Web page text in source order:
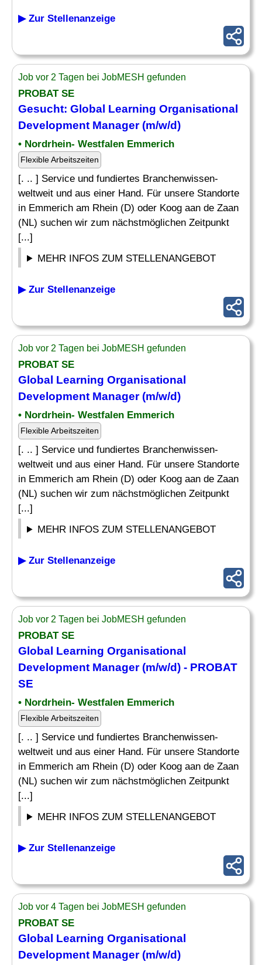
▶ Zur Stellenanzeige
Job vor 2 Tagen bei JobMESH gefunden
PROBAT SE
Gesucht: Global Learning Organisational
Development Manager(m/w/d)
• Nordrhein- Westfalen Emmerich
Flexible Arbeitszeiten
[. .. ] Service und fundiertes Branchenwissen-
weltweit und aus einer Hand. Für unsere Standorte
in Emmerich am Rhein (D) oder Koog aan de Zaan
(NL) suchen wir zum nächstmöglichen Zeitpunkt
[...]
MEHR INFOS ZUM STELLENANGEBOT
▶ Zur Stellenanzeige
Job vor 2 Tagen bei JobMESH gefunden
PROBAT SE
Global Learning Organisational
Development Manager(m/w/d)
• Nordrhein- Westfalen Emmerich
Flexible Arbeitszeiten
[. .. ] Service und fundiertes Branchenwissen-
weltweit und aus einer Hand. Für unsere Standorte
in Emmerich am Rhein (D) oder Koog aan de Zaan
(NL) suchen wir zum nächstmöglichen Zeitpunkt
[...]
MEHR INFOS ZUM STELLENANGEBOT
▶ Zur Stellenanzeige
Job vor 2 Tagen bei JobMESH gefunden
PROBAT SE
Global Learning Organisational
Development Manager(m/w/d) - PROBAT
SE
• Nordrhein- Westfalen Emmerich
Flexible Arbeitszeiten
[. .. ] Service und fundiertes Branchenwissen-
weltweit und aus einer Hand. Für unsere Standorte
in Emmerich am Rhein (D) oder Koog aan de Zaan
(NL) suchen wir zum nächstmöglichen Zeitpunkt
[...]
MEHR INFOS ZUM STELLENANGEBOT
▶ Zur Stellenanzeige
Job vor 4 Tagen bei JobMESH gefunden
PROBAT SE
Global Learning Organisational
Development Manager(m/w/d)